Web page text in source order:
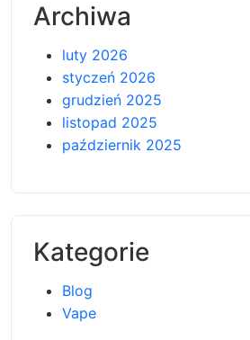
Archiwa
luty 2026
styczeń 2026
grudzień 2025
listopad 2025
październik 2025
Kategorie
Blog
Vape